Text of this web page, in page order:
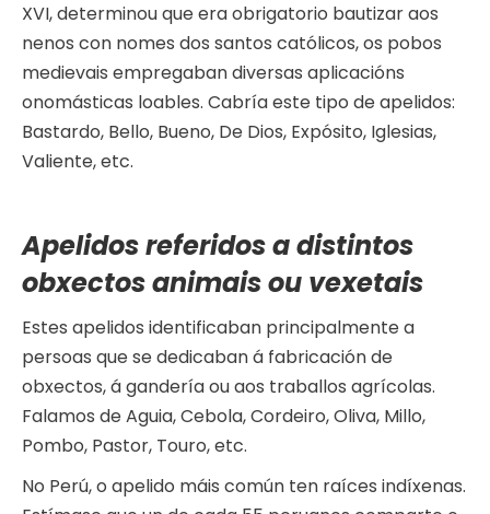
XVI, determinou que era obrigatorio bautizar aos
nenos con nomes dos santos católicos, os pobos
medievais empregaban diversas aplicacións
onomásticas loables. Cabría este tipo de apelidos:
Bastardo, Bello, Bueno, De Dios, Expósito, Iglesias,
Valiente, etc.
Apelidos referidos a distintos
obxectos animais ou vexetais
Estes apelidos identificaban principalmente a
persoas que se dedicaban á fabricación de
obxectos, á gandería ou aos traballos agrícolas.
Falamos de Aguia, Cebola, Cordeiro, Oliva, Millo,
Pombo, Pastor, Touro, etc.
No Perú, o apelido máis común ten raíces indíxenas.